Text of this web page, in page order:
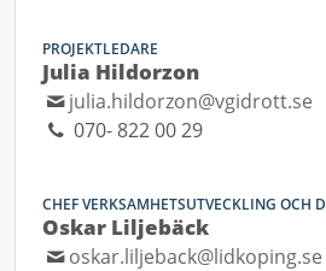
PROJEKTLEDARE
Julia Hildorzon
julia.hildorzon@vgidrott.se
070- 822 00 29
CHEF VERKSAMHETSUTVECKLING OCH
Oskar Liljebäck
oskar.liljeback@lidkoping.se